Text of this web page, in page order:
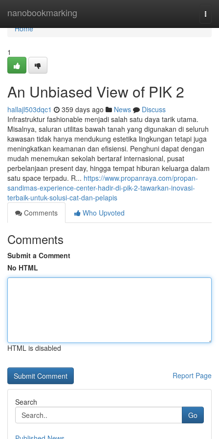
nanobookmarking
Home
Home
1
An Unbiased View of PIK 2
hallajl503dqc1 359 days ago News
Discuss
Infrastruktur fashionable menjadi salah satu daya tarik utama.
Misalnya, saluran utilitas bawah tanah yang digunakan di seluruh
kawasan tidak hanya mendukung estetika lingkungan tetapi juga
meningkatkan keamanan dan efisiensi. Penghuni dapat dengan
mudah menemukan sekolah bertaraf internasional, pusat
perbelanjaan present day, hingga tempat hiburan keluarga dalam
satu space terpadu. R... https://www.propanraya.com/propan-
sandimas-experience-center-hadir-di-pik-2-tawarkan-inovasi-
terbaik-untuk-solusi-cat-dan-pelapis
Comments
Who Upvoted
Comments
Submit a Comment
No HTML
HTML is disabled
Report Page
Search
Go